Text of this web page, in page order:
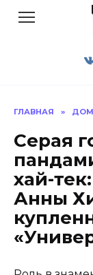
ГЛАВНАЯ »
Серая
хай-
Анны